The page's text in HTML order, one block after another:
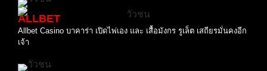
ALLBET
Allbet Casino บาคาร่า เปิดไพ่เอง และ เสื้อมังกร รูเล็ต เสถียรมั่นคงอีก
เจ้า